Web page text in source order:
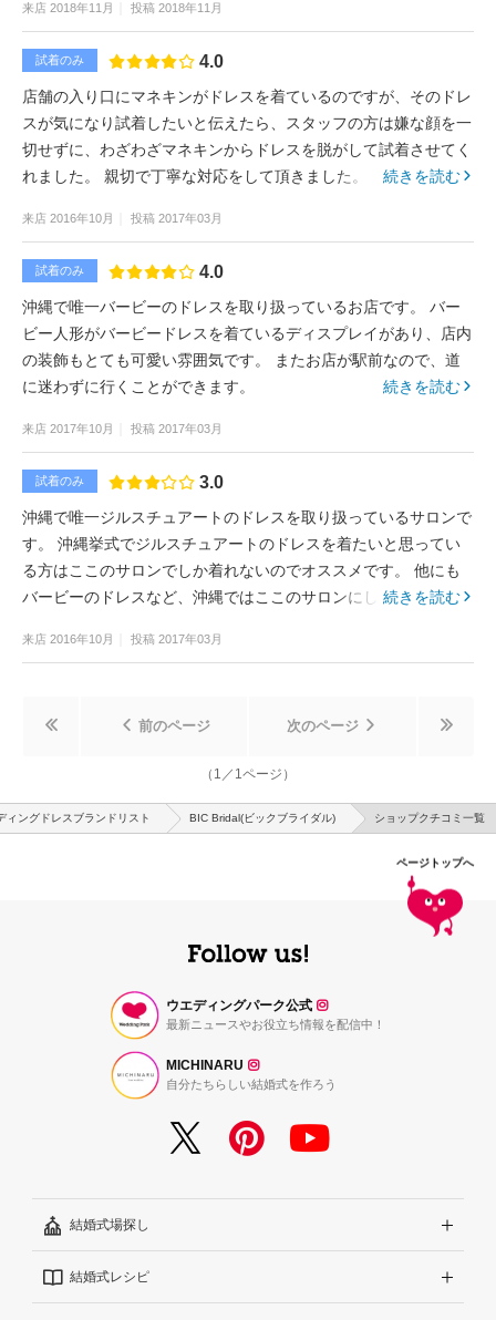
来店 2018年11月 投稿 2018年11月
試着のみ 4.0
店舗の入り口にマネキンがドレスを着ているのですが、そのドレ
スが気になり試着したいと伝えたら、スタッフの方は嫌な顔を一
切せずに、わざわざマネキンからドレスを脱がして試着させてく
れました。 親切で丁寧な対応をして頂きました。
続きを読む
来店 2016年10月 投稿 2017年03月
試着のみ 4.0
沖縄で唯一バービーのドレスを取り扱っているお店です。 バー
ビー人形がバービードレスを着ているディスプレイがあり、店内
の装飾もとても可愛い雰囲気です。 またお店が駅前なので、道
に迷わずに行くことができます。
続きを読む
来店 2017年10月 投稿 2017年03月
試着のみ 3.0
沖縄で唯一ジルスチュアートのドレスを取り扱っているサロンで
す。 沖縄挙式でジルスチュアートのドレスを着たいと思ってい
る方はここのサロンでしか着れないのでオススメです。 他にも
バービーのドレスなど、沖縄ではここのサロンにしかないブラン
続きを読む
来店 2016年10月 投稿 2017年03月
前のページ 次のページ
（ 1 ／ 1ページ）
ィングドレスブランドリスト BIC Bridal(ビックブライダル) ショップクチコミ一覧
ページトップへ
ウエディングパーク公式
最新ニュースやお役立ち情報を配信中！
MICHINARU
自分たちらしい結婚式を作ろう
結婚式場探し
エリアから探す
結婚式レシピ